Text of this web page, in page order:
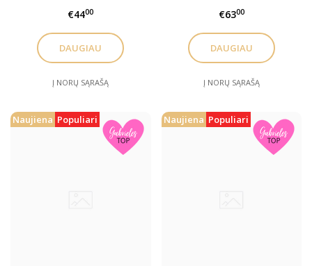
MASKUOKLIS /
LUMINOUS
BRIGHTENING
CONCEALER
€4400
DAUGIAU
Į NORŲ SĄRAŠĄ
€6300
DAUGIAU
Į NORŲ SĄRAŠĄ
Naujiena Populiari Naujiena Populiari